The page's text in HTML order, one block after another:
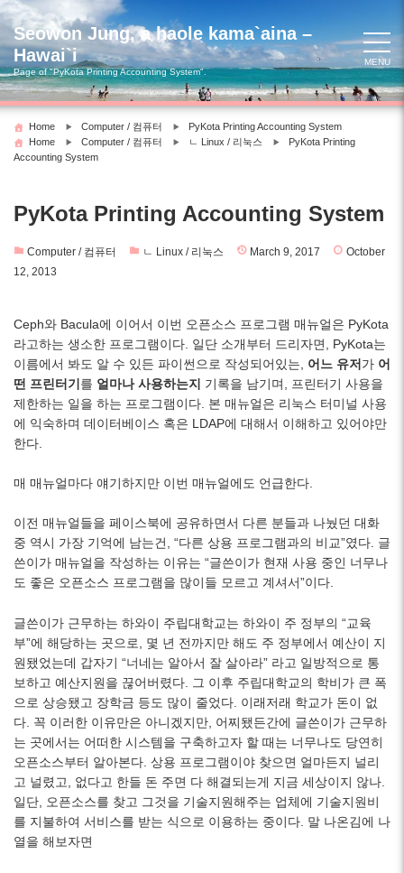
Skip
to
content
Seowon Jung, a haole kama`aina –
Hawai`i
Page of "PyKota Printing Accounting System".
MENU
Home Computer / 컴퓨터
PyKota Printing Accounting System
Home
Computer / 컴퓨터 ㄴ Linux / 리눅스
PyKota Printing
Accounting System
PyKota Printing Accounting System
Computer / 컴퓨터 ㄴ Linux / 리눅스 March 9, 2017
October
12, 2013
Ceph와 Bacula에 이어서 이번 오픈소스 프로그램 매뉴얼은 PyKota
라고하는 생소한 프로그램이다. 일단 소개부터 드리자면, PyKota는
이름에서 봐도 알 수 있든 파이썬으로 작성되어있는, 어느 유저 가 어
떤 프린터기 를 얼마나 사용하는지 기록을 남기며, 프린터기 사용을
제한하는 일을 하는 프로그램이다. 본 매뉴얼은 리눅스 터미널 사용
에 익숙하며 데이터베이스 혹은 LDAP에 대해서 이해하고 있어야만
한다.
매 매뉴얼마다 얘기하지만 이번 매뉴얼에도 언급한다.
이전 매뉴얼들을 페이스북에 공유하면서 다른 분들과 나눴던 대화
중 역시 가장 기억에 남는건, “다른 상용 프로그램과의 비교”였다. 글
쓴이가 매뉴얼을 작성하는 이유는 “글쓴이가 현재 사용 중인 너무나
도 좋은 오픈소스 프로그램을 많이들 모르고 계셔서”이다.
글쓴이가 근무하는 하와이 주립대학교는 하와이 주 정부의 “교육
부”에 해당하는 곳으로, 몇 년 전까지만 해도 주 정부에서 예산이 지
원됐었는데 갑자기 “너네는 알아서 잘 살아라” 라고 일방적으로 통
보하고 예산지원을 끊어버렸다. 그 이후 주립대학교의 학비가 큰 폭
으로 상승됐고 장학금 등도 많이 줄었다. 이래저래 학교가 돈이 없
다. 꼭 이러한 이유만은 아니겠지만, 어찌됐든간에 글쓴이가 근무하
는 곳에서는 어떠한 시스템을 구축하고자 할 때는 너무나도 당연히
오픈소스부터 알아본다. 상용 프로그램이야 찾으면 얼마든지 널리
고 널렸고, 없다고 한들 돈 주면 다 해결되는게 지금 세상이지 않나.
일단, 오픈소스를 찾고 그것을 기술지원해주는 업체에 기술지원비
를 지불하여 서비스를 받는 식으로 이용하는 중이다. 말 나온김에 나
열을 해보자면